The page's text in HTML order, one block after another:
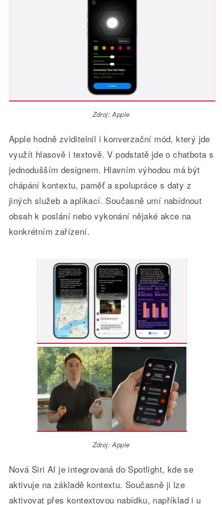
Zdroj: Apple
Apple hodně zviditelnil i konverzační mód, který jde
využít hlasově i textově. V podstatě jde o chatbota s
jednodušším designem. Hlavním výhodou má být
chápání kontextu, paměť a spolupráce s daty z
jiných služeb a aplikací. Současně umí nabídnout
obsah k poslání nebo vykonání nějaké akce na
konkrétním zařízení.
Zdroj: Apple
Nová Siri AI je integrovaná do Spotlight, kde se
aktivuje na základě kontextu. Současně ji lze
aktivovat přes kontextovou nabídku, například i u